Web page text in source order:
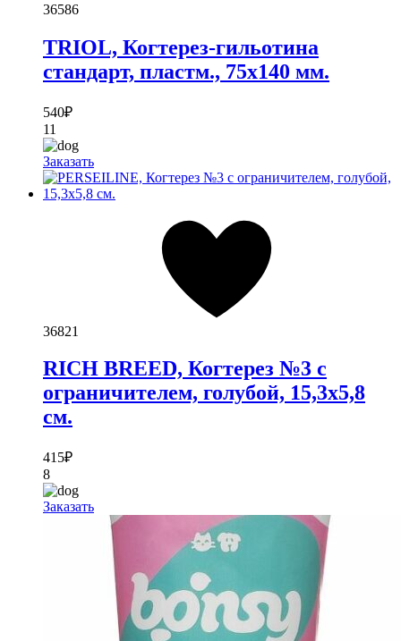
36586
TRIOL, Когтерез-гильотина
стандарт, пластм., 75х140 мм.
540₽
11
Заказать
36821
RICH BREED, Когтерез №3 с
ограничителем, голубой, 15,3х5,8
см.
415₽
8
Заказать